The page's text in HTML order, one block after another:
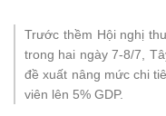
Trước thềm Hội nghị
trong hai ngày 7-8/7,
đề xuất nâng mức chi
viên lên 5% GDP.